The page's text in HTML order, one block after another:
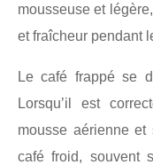
mousseuse et
et fraîcheur pendant
Le café frappé se
Lorsqu’il est
mousse aérienne
café froid, souvent